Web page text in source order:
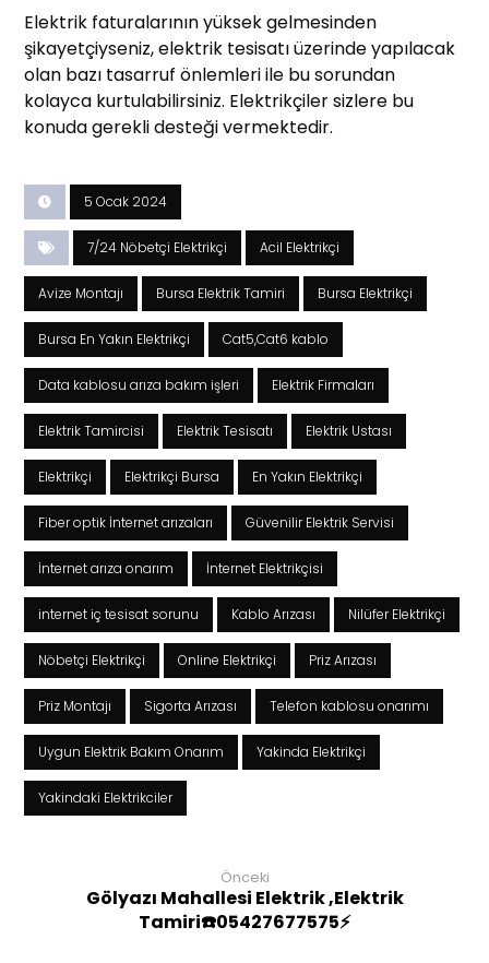
Elektrik faturalarının yüksek gelmesinden
şikayetçiyseniz, elektrik tesisatı üzerinde yapılacak
olan bazı tasarruf önlemleri ile bu sorundan
kolayca kurtulabilirsiniz. Elektrikçiler sizlere bu
konuda gerekli desteği vermektedir.
5 Ocak 2024
7/24 Nöbetçi Elektrikçi Acil Elektrikçi
Avize Montajı Bursa Elektrik Tamiri Bursa Elektrikçi
Bursa En Yakın Elektrikçi Cat5,Cat6 kablo
Data kablosu arıza bakım işleri Elektrik Firmaları
Elektrik Tamircisi Elektrik Tesisatı Elektrik Ustası
Elektrikçi Elektrikçi Bursa En Yakın Elektrikçi
Fiber optik İnternet arızaları Güvenilir Elektrik Servisi
İnternet arıza onarım İnternet Elektrikçisi
internet iç tesisat sorunu Kablo Arızası Nilüfer Elektrikçi
Nöbetçi Elektrikçi Online Elektrikçi Priz Arızası
Priz Montajı Sigorta Arızası Telefon kablosu onarımı
Uygun Elektrik Bakım Onarım Yakinda Elektrikçi
Yakindaki Elektrikciler
Önceki
Gölyazı Mahallesi Elektrik ,Elektrik
Tamiri☎️05427677575⚡